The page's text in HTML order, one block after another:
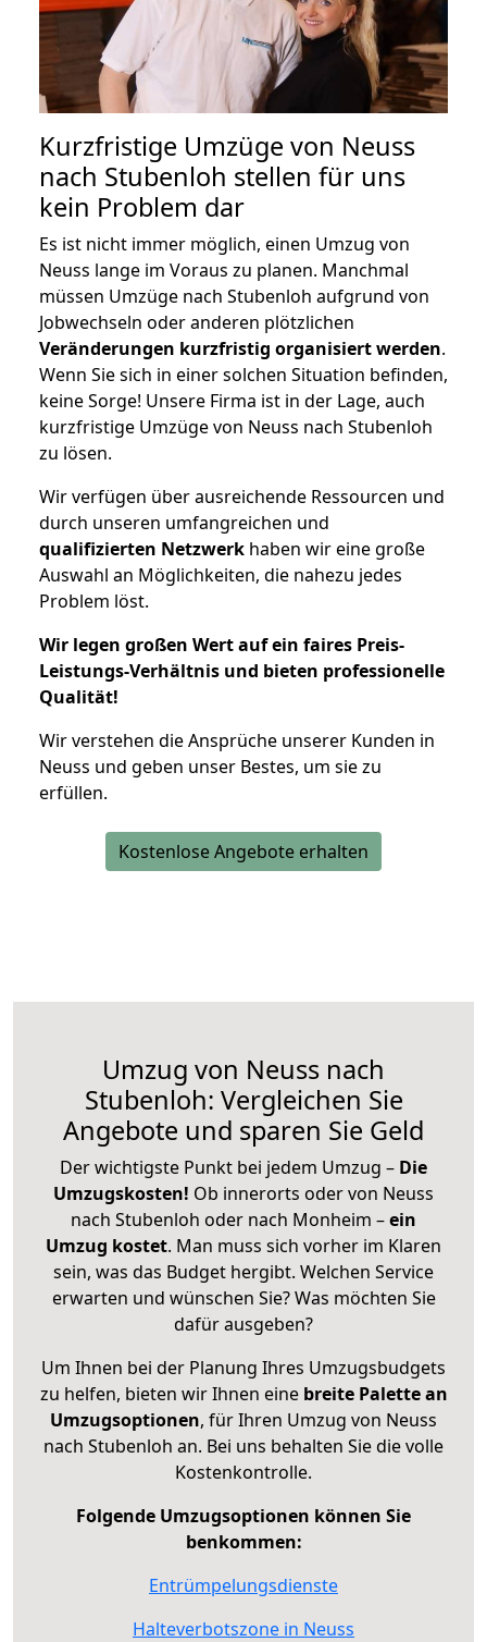
Kurzfristige Umzüge von Neuss
nach Stubenloh stellen für uns
kein Problem dar
Es ist nicht immer möglich, einen Umzug von
Neuss lange im Voraus zu planen. Manchmal
müssen Umzüge nach Stubenloh aufgrund von
Jobwechseln oder anderen plötzlichen
Veränderungen kurzfristig organisiert werden.
Wenn Sie sich in einer solchen Situation befinden,
keine Sorge! Unsere Firma ist in der Lage, auch
kurzfristige Umzüge von Neuss nach Stubenloh
zu lösen.
Wir verfügen über ausreichende Ressourcen und
durch unseren umfangreichen und
qualifizierten Netzwerk haben wir eine große
Auswahl an Möglichkeiten, die nahezu jedes
Problem löst.
Wir legen großen Wert auf ein faires Preis-
Leistungs-Verhältnis und bieten professionelle
Qualität!
Wir verstehen die Ansprüche unserer Kunden in
Neuss und geben unser Bestes, um sie zu
erfüllen.
Kostenlose Angebote erhalten
Umzug von Neuss nach
Stubenloh: Vergleichen Sie
Angebote und sparen Sie Geld
Der wichtigste Punkt bei jedem Umzug – Die
Umzugskosten! Ob innerorts oder von Neuss
nach Stubenloh oder nach Monheim –ein
Umzug kostet. Man muss sich vorher im Klaren
sein, was das Budget hergibt. Welchen Service
erwarten und wünschen Sie? Was möchten Sie
dafür ausgeben?
Um Ihnen bei der Planung Ihres Umzugsbudgets
zu helfen, bieten wir Ihnen eine breite Palette an
Umzugsoptionen, für Ihren Umzug von Neuss
nach Stubenloh an. Bei uns behalten Sie die volle
Kostenkontrolle.
Folgende Umzugsoptionen können Sie
benkommen:
Entrümpelungsdienste
Halteverbotszone in Neuss